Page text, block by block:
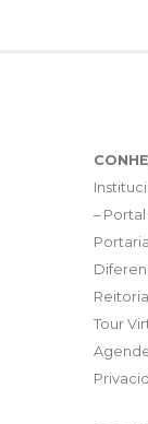
–
Reitoria
Tour